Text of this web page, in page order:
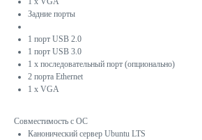
Задние порты
1 порт USB 2.0
1 порт USB 3.0
1 x последовательный порт (опционально)
2 порта Ethernet
1 x VGA
Совместимость с ОС
Канонический сервер Ubuntu LTS